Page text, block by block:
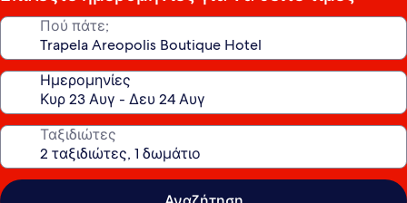
Πού πάτε;
Ημερομηνίες
Ταξιδιώτες